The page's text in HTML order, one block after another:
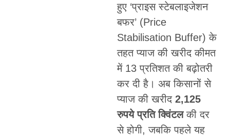
हुए ‘प्राइस स्टेबलाइजेशन
बफर’ (Price
Stabilisation Buffer) के
तहत प्याज की खरीद कीमत
में 13 प्रतिशत की बढ़ोतरी
कर दी है। अब किसानों से
प्याज की खरीद 2,125
रुपये प्रति क्विंटलकी दर
से होगी, जबकि पहले यह